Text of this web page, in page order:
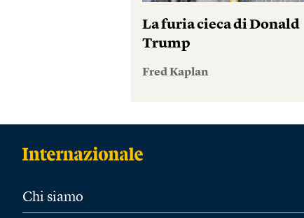
La furia cieca di Donald
Trump
Fred Kaplan
Chi siamo